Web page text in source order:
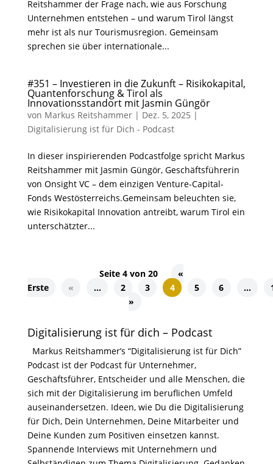
Reitshammer der Frage nach, wie aus Forschung
Unternehmen entstehen – und warum Tirol längst
mehr ist als nur Tourismusregion. Gemeinsam
sprechen sie über internationale...
#351 – Investieren in die Zukunft – Risikokapital,
Quantenforschung & Tirol als
Innovationsstandort mit Jasmin Güngör
von Markus Reitshammer| Dez. 5, 2025 |
Digitalisierung ist für Dich - Podcast
In dieser inspirierenden Podcastfolge spricht Markus
Reitshammer mit Jasmin Güngör, Geschäftsführerin
von Onsight VC – dem einzigen Venture-Capital-
Fonds Westösterreichs.Gemeinsam beleuchten sie,
wie Risikokapital Innovation antreibt, warum Tirol ein
unterschätzter...
Seite 4 von 20
«
Erste
« ... 2 3 4 5 6 ...
»
Digitalisierung ist für dich – Podcast
Markus Reitshammer’s “Digitalisierung ist für Dich”
Podcast ist der Podcast für Unternehmer,
Geschäftsführer, Entscheider und alle Menschen, die
sich mit der Digitalisierung im beruflichen Umfeld
auseinandersetzen. Ideen, wie Du die Digitalisierung
für Dich, Dein Unternehmen, Deine Mitarbeiter und
Deine Kunden zum Positiven einsetzen kannst.
Spannende Interviews mit Unternehmern und